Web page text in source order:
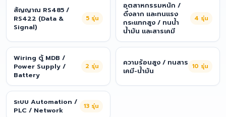
สัญญาณ RS485 /
RS422 (Data &
Signal)
5 รุ่น
อุตสาหกรรมหนัก /
ดึงลาก และทนแรง
กระแทกสูง / ทนน้ำ
น้ำมัน และสารเคมี
4 รุ่น
Wiring ตู้ MDB /
Power Supply /
Battery
2 รุ่น
ความร้อนสูง / ทนสาร
เคมี-น้ำมัน
10 รุ่น
ระบบ Automation /
PLC / Network
13 รุ่น